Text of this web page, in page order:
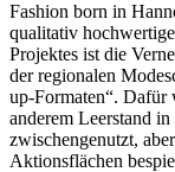
Fashion born in
qualitativ
Projektes ist die
der regionalen
up-Formaten“. Dafür
anderem Leerstand
zwischengenutzt,
Aktionsflächen